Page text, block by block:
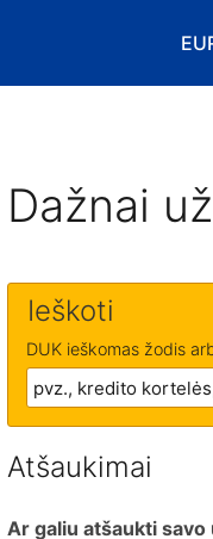
Dažnai
Ieškoti
DUK ieškomas žodis
Atšaukimai
Ar galiu atšaukti savo